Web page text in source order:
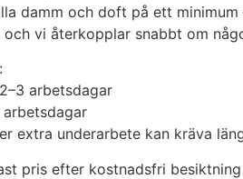
damm och doft på ett
vi återkopplar snabbt om
arbetsdagar
arbetsdagar
extra underarbete kan kräva
pris efter kostnadsfri